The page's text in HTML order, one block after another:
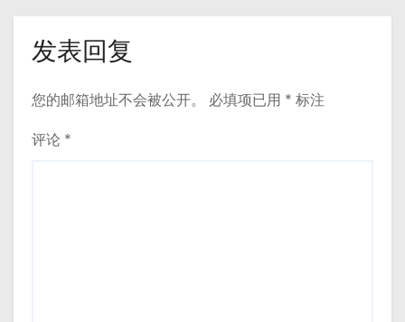
发表回复
您的邮箱地址不会被公开。 必填项已用 * 标注
评论 *